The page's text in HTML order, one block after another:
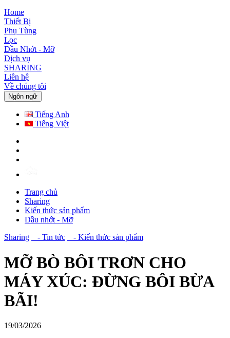
Home
Thiết Bị
Phụ Tùng
Lọc
Dầu Nhớt - Mỡ
Dịch vụ
SHARING
Liên hệ
Về chúng tôi
Ngôn ngữ
Tiếng Anh
Tiếng Việt
Trang chủ
Sharing
Kiến thức sản phẩm
Dầu nhớt - Mỡ
Sharing
- Tin tức - Kiến thức sản phẩm
MỠ BÒ BÔI TRƠN CHO
MÁY XÚC: ĐỪNG BÔI BỪA
BÃI!
19/03/2026